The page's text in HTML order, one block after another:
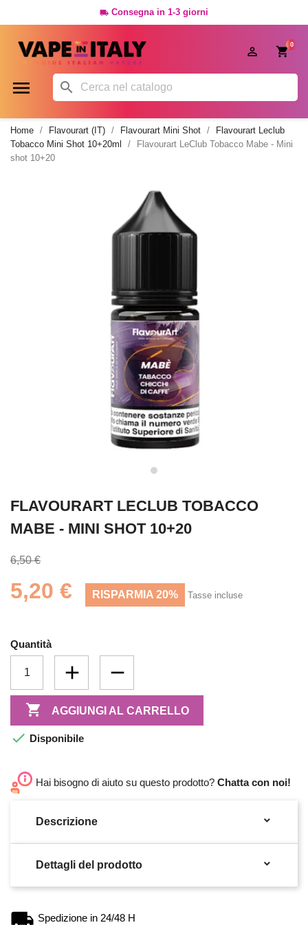
 Consegna in 1-3 giorni
0

 
Home Flavourart (IT) Flavourart Mini Shot
Flavourart Leclub
Tobacco Mini Shot 10+20ml
Flavourart LeClub Tobacco Mabe - Mini
shot 10+20
FLAVOURART LECLUB TOBACCO
MABE - MINI SHOT 10+20
6,50 €
5,20 € RISPARMIA 20% Tasse incluse
Quantità
 AGGIUNGI AL CARRELLO
 Disponibile
Hai bisogno di aiuto su questo prodotto? Chatta con noi!
Descrizione 
Dettagli del prodotto 
Spedizione in 24/48 H